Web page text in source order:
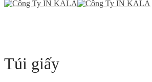
Túi giấy